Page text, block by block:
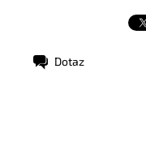
Dotaz